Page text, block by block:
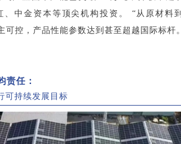
、中金资本等顶尖机构投资。
“从原材料
可控，产品性能参数达到甚至超越国际标杆
责任：
可持续发展目标